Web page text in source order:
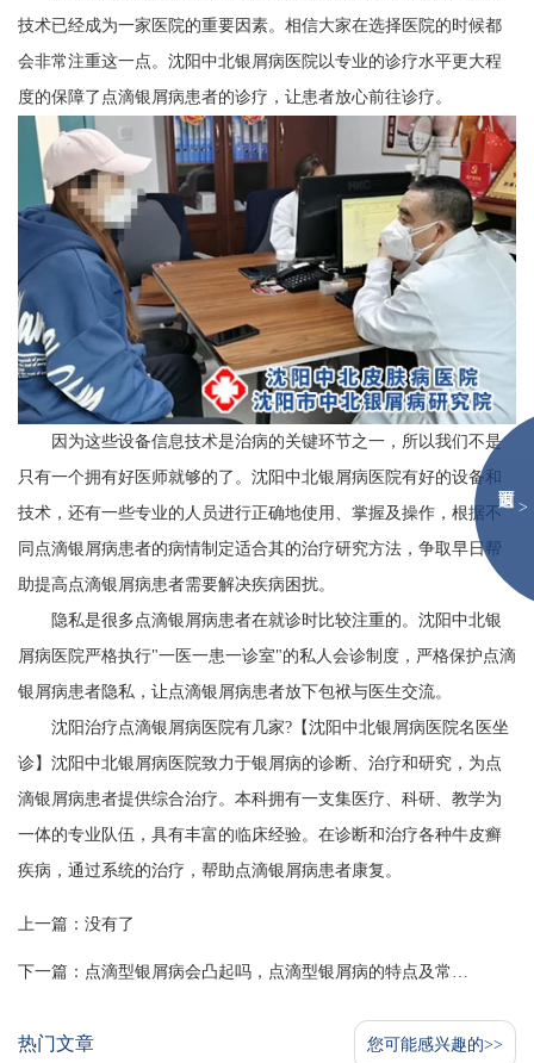
技术已经成为一家医院的重要因素。相信大家在选择医院的时候都
会非常注重这一点。沈阳中北银屑病医院以专业的诊疗水平更大程
度的保障了点滴银屑病患者的诊疗，让患者放心前往诊疗。
因为这些设备信息技术是治病的关键环节之一，所以我们不是
只有一个拥有好医师就够的了。沈阳中北银屑病医院有好的设备和
技术，还有一些专业的人员进行正确地使用、掌握及操作，根据不
同点滴银屑病患者的病情制定适合其的治疗研究方法，争取早日帮
助提高点滴银屑病患者需要解决疾病困扰。
隐私是很多点滴银屑病患者在就诊时比较注重的。沈阳中北银
屑病医院严格执行"一医一患一诊室"的私人会诊制度，严格保护点滴
银屑病患者隐私，让点滴银屑病患者放下包袱与医生交流。
沈阳治疗点滴银屑病医院有几家?【沈阳中北银屑病医院名医坐
诊】沈阳中北银屑病医院致力于银屑病的诊断、治疗和研究，为点
滴银屑病患者提供综合治疗。本科拥有一支集医疗、科研、教学为
一体的专业队伍，具有丰富的临床经验。在诊断和治疗各种牛皮癣
疾病，通过系统的治疗，帮助点滴银屑病患者康复。
上一篇：没有了
下一篇： 点滴型银屑病会凸起吗，点滴型银屑病的特点及常见症状
热门文章 您可能感兴趣的>>
>